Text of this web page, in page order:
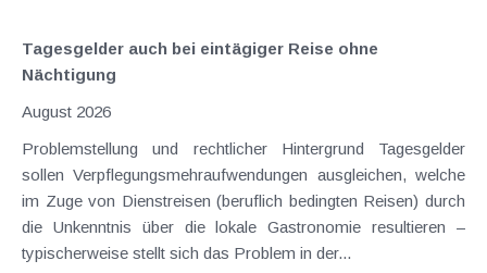
Tagesgelder auch bei eintägiger Reise ohne
Nächtigung
August 2026
Problemstellung und rechtlicher Hintergrund Tagesgelder
sollen Verpflegungsmehraufwendungen ausgleichen, welche
im Zuge von Dienstreisen (beruflich bedingten Reisen) durch
die Unkenntnis über die lokale Gastronomie resultieren –
typischerweise stellt sich das Problem in der...